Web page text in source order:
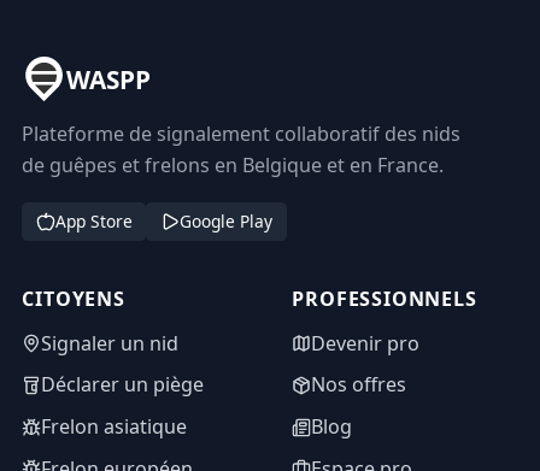
WASPP
Plateforme de signalement collaboratif des nids
de guêpes et frelons en Belgique et en France.
App Store Google Play
CITOYENS
Signaler un nid
Déclarer un piège
Frelon asiatique
PROFESSIONNELS
Devenir pro
Nos offres
Blog